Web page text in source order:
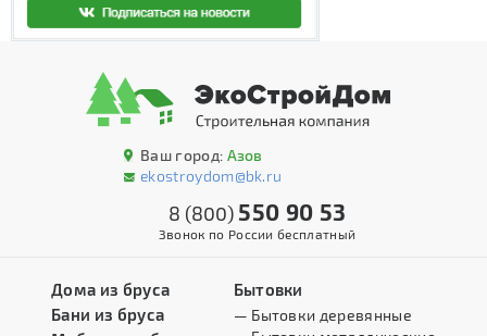
Ваш город: Азов
ekostroydom@bk.ru
8 (800) 550 90 53
Звонок по России бесплатный
Дома из бруса
Бани из бруса
Бытовки
— Бытовки деревянные